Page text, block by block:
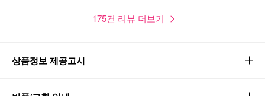
기분전환에 좋은 시원한 청량감과 달콤함이 어우러진 라임향과 쿨
링감이 느껴지는 젤 타입의 바디워시
175건 리뷰 더보기
상품정보 제공고시